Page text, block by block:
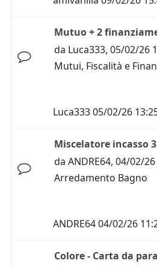
Mutuo + 2
da Luca333, 05/02/26
Mutui, Fiscalità e
Luca33305/02/26
Miscelatore incasso
da ANDRE64, 04/02/26
Arredamento Bagno
ANDRE6404/02/26
Colore - Carta da